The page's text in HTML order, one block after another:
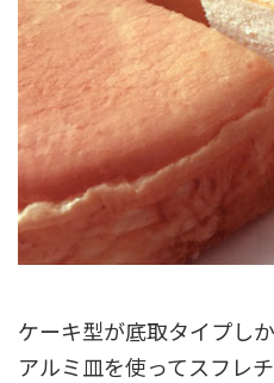
ケーキ型が底取タイプしか
アルミ皿を使ってスフレ